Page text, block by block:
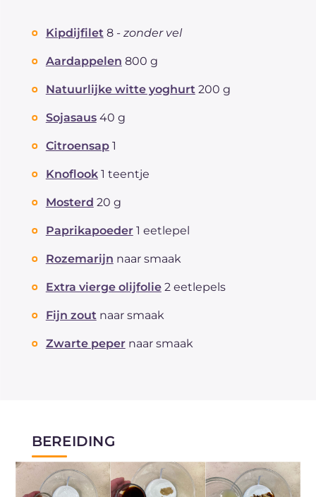
Kipdijfilet 8 - zonder vel
Aardappelen 800 g
Natuurlijke witte yoghurt 200 g
Sojasaus 40 g
Citroensap 1
Knoflook 1 teentje
Mosterd 20 g
Paprikapoeder 1 eetlepel
Rozemarijn naar smaak
Extra vierge olijfolie 2 eetlepels
Fijn zout naar smaak
Zwarte peper naar smaak
BEREIDING